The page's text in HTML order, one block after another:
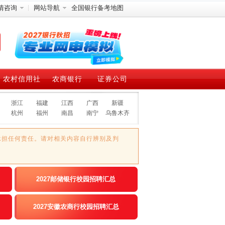
咨询 网站导航 全国银行备考地图
农村信用社 农商银行 证券公司
浙江 福建 江西 广西
新疆
杭州
福州 南昌 南宁 乌鲁木齐
任何责任。请对相关内容自行辨别及判
2027邮储银行校园招聘汇总
2027安徽农商行校园招聘汇总